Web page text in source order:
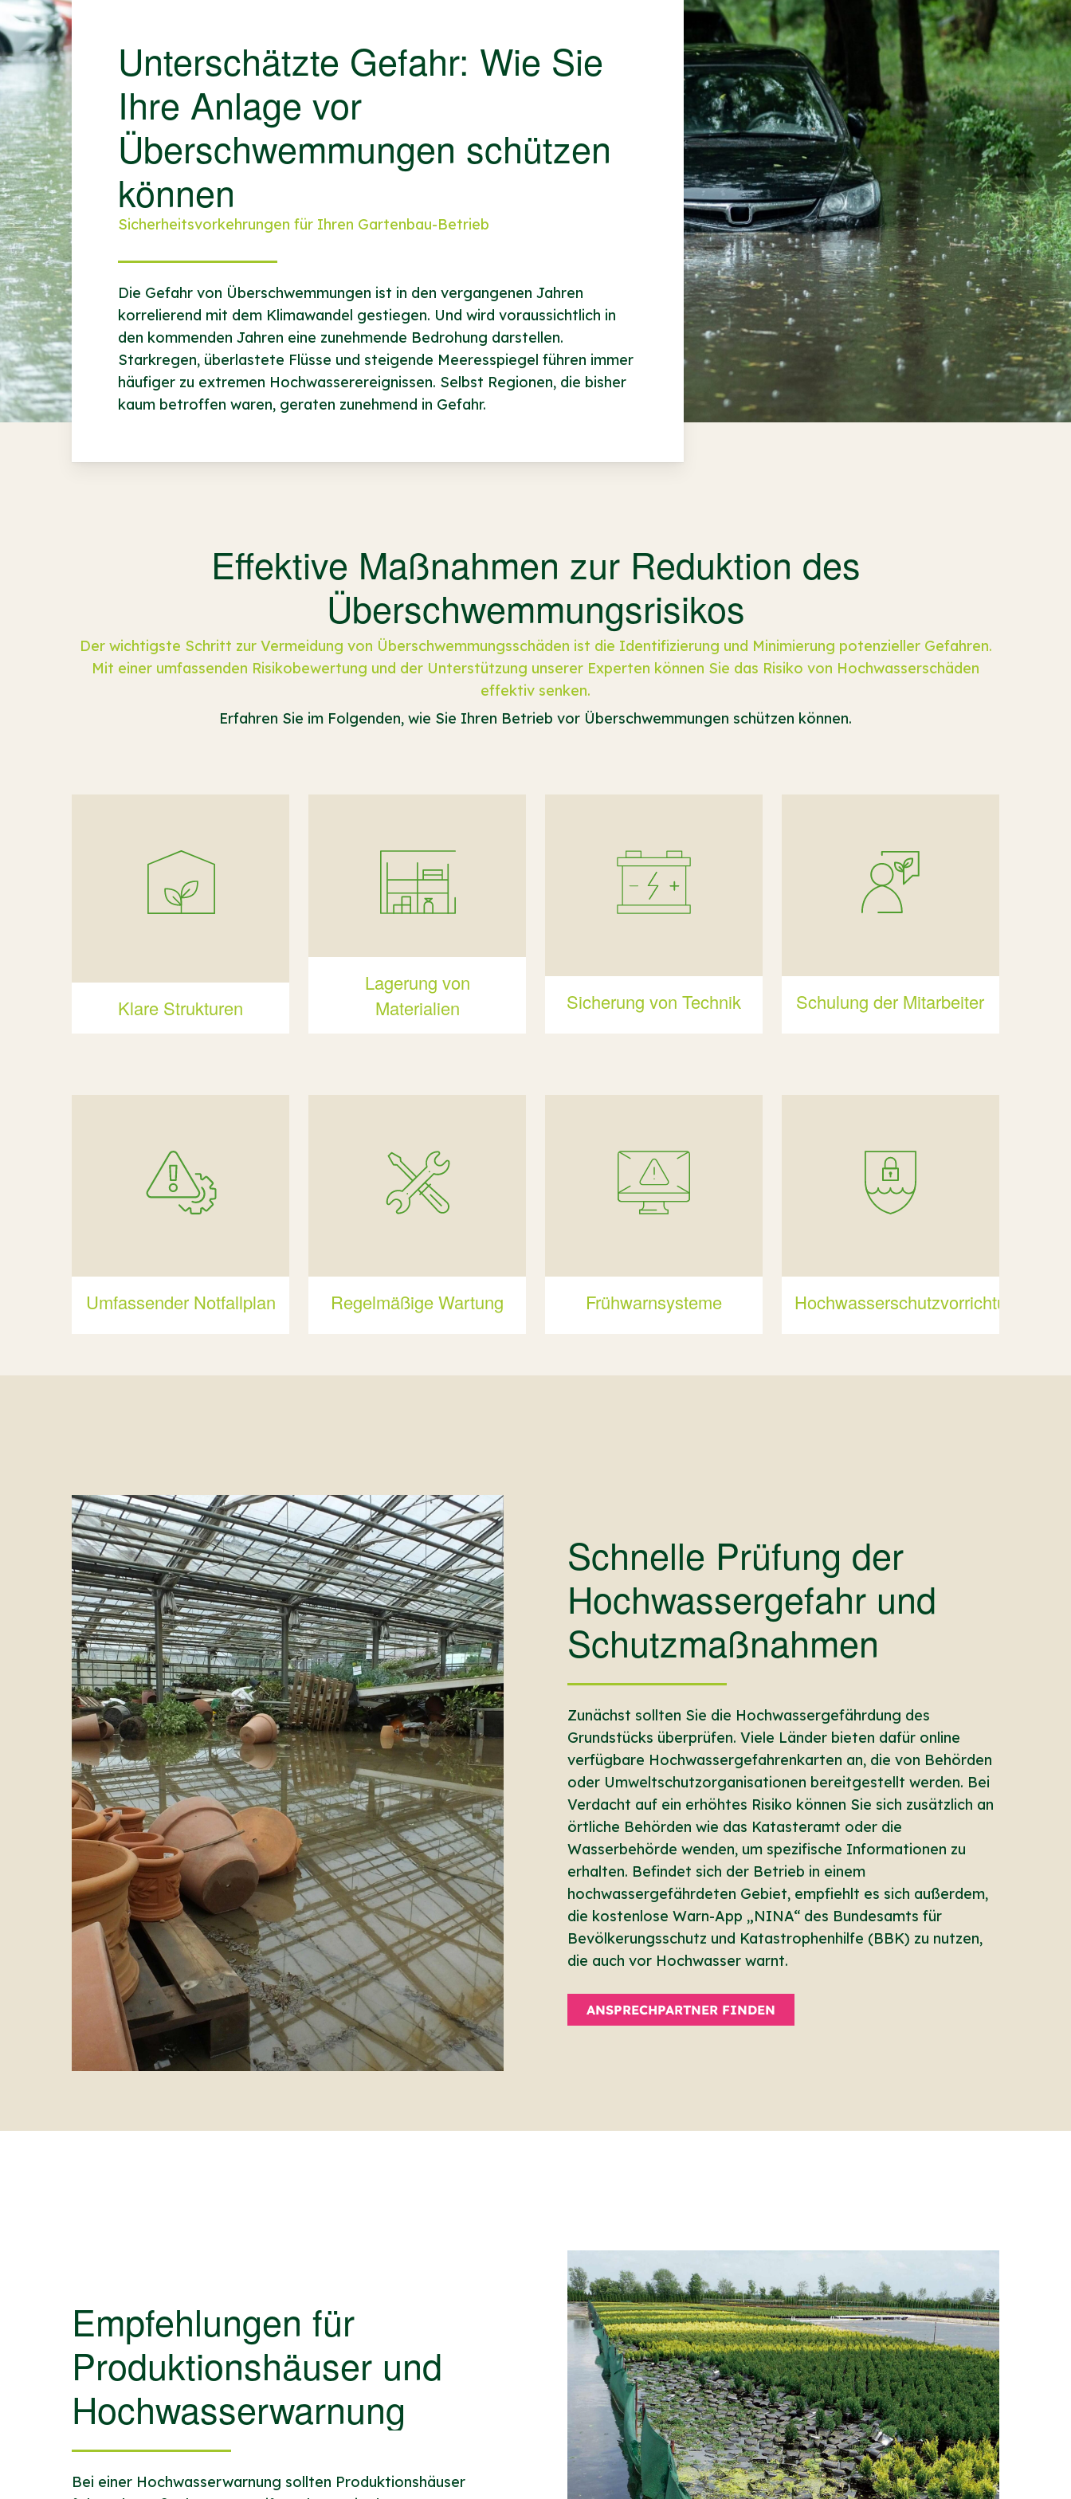
Unterschätzte Gefahr: Wie Sie
Ihre Anlage vor
Überschwemmungen schützen
können
Sicherheitsvorkehrungen für Ihren Gartenbau-Betrieb
Die Gefahr von Überschwemmungen ist in den vergangenen Jahren
korrelierend mit dem Klimawandel gestiegen. Und wird voraussichtlich in
den kommenden Jahren eine zunehmende Bedrohung darstellen.
Starkregen, überlastete Flüsse und steigende Meeresspiegel führen immer
häufiger zu extremen Hochwasserereignissen. Selbst Regionen, die bisher
kaum betroffen waren, geraten zunehmend in Gefahr.
Effektive Maßnahmen zur Reduktion des
Überschwemmungsrisikos
Der wichtigste Schritt zur Vermeidung von Überschwemmungsschäden ist die Identifizierung und Minimierung potenzieller Gefahren.
Mit einer umfassenden Risikobewertung und der Unterstützung unserer Experten können Sie das Risiko von Hochwasserschäden
effektiv senken.
Erfahren Sie im Folgenden, wie Sie Ihren Betrieb vor Überschwemmungen schützen können.
Klare Strukturen
Lagerung von
Materialien
Sicherung von Technik Schulung der Mitarbeiter
Umfassender Notfallplan Regelmäßige Wartung Frühwarnsysteme Hochwasserschutzvorrichtungen
Schnelle Prüfung der
Hochwassergefahr und
Schutzmaßnahmen
Zunächst sollten Sie die Hochwassergefährdung des
Grundstücks überprüfen. Viele Länder bieten dafür online
verfügbare Hochwassergefahrenkarten an, die von Behörden
oder Umweltschutzorganisationen bereitgestellt werden. Bei
Verdacht auf ein erhöhtes Risiko können Sie sich zusätzlich an
örtliche Behörden wie das Katasteramt oder die
Wasserbehörde wenden, um spezifische Informationen zu
erhalten. Befindet sich der Betrieb in einem
hochwassergefährdeten Gebiet, empfiehlt es sich außerdem,
die kostenlose Warn-App „NINA“ des Bundesamts für
Bevölkerungsschutz und Katastrophenhilfe (BBK) zu nutzen,
die auch vor Hochwasser warnt.
ANSPRECHPARTNER FINDEN
Empfehlungen für
Produktionshäuser und
Hochwasserwarnung
Bei einer Hochwasserwarnung sollten Produktionshäuser